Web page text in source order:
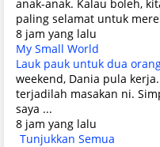
anak-anak. Kalau boleh,
paling selamat untuk
8 jam yang lalu
My Small World
Lauk pauk untuk dua
weekend, Dania pula
terjadilah masakan ni.
saya ...
8 jam yang lalu
Tunjukkan Semua